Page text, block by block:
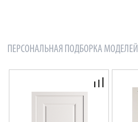
ПЕРСОНАЛЬНАЯ ПОДБОРКА МОДЕЛЕЙ